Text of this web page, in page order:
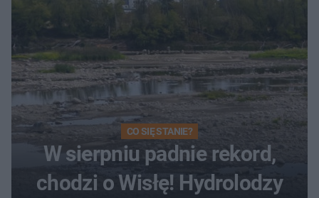
CO SIĘ STANIE?
W sierpniu padnie rekord,
chodzi o Wisłę! Hydrolodzy